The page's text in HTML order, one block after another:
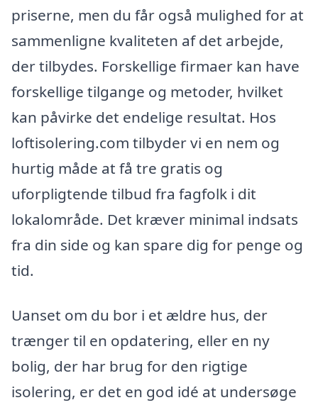
priserne, men du får også mulighed for at
sammenligne kvaliteten af det arbejde,
der tilbydes. Forskellige firmaer kan have
forskellige tilgange og metoder, hvilket
kan påvirke det endelige resultat. Hos
loftisolering.com tilbyder vi en nem og
hurtig måde at få tre gratis og
uforpligtende tilbud fra fagfolk i dit
lokalområde. Det kræver minimal indsats
fra din side og kan spare dig for penge og
tid.
Uanset om du bor i et ældre hus, der
trænger til en opdatering, eller en ny
bolig, der har brug for den rigtige
isolering, er det en god idé at undersøge